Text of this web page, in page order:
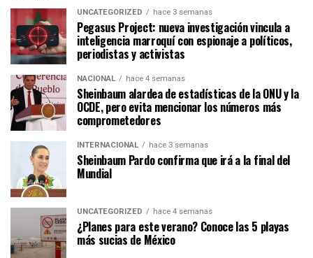
UNCATEGORIZED hace 3 semanas
Pegasus Project: nueva investigación vincula a
inteligencia marroquí con espionaje a políticos,
periodistas y activistas
NACIONAL hace 4 semanas
Sheinbaum alardea de estadísticas de la ONU y la
OCDE, pero evita mencionar los números más
comprometedores
INTERNACIONAL hace 3 semanas
Sheinbaum Pardo confirma que irá a la final del
Mundial
UNCATEGORIZED hace 4 semanas
¿Planes para este verano? Conoce las 5 playas
más sucias de México